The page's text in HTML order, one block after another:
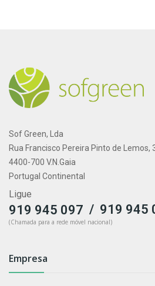
Sof Green, Lda
Rua Francisco Pereira Pinto de Lemos,
4400-700 V.N.Gaia
Portugal Continental
Ligue
919 945 097 / 919 945
(Chamada para a rede móvel nacional)
Empresa